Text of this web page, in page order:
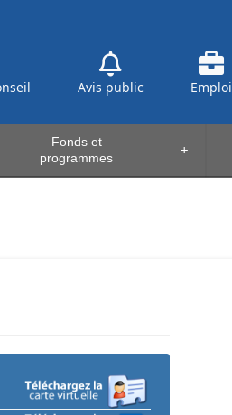
Avis public Emploi
+
Fonds et
programmes